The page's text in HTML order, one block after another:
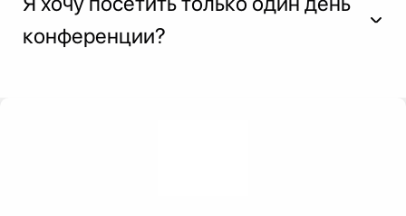
конференции?